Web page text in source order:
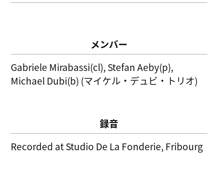
メンバー
Gabriele Mirabassi(cl), Stefan Aeby(p),
Michael Dubi(b) (マイケル・デュビ・トリオ)
録音
Recorded at Studio De La Fonderie, Fribourg